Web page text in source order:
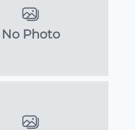
No Photo